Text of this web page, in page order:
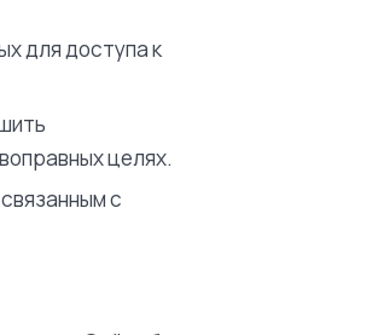
для доступа к
целях.
с